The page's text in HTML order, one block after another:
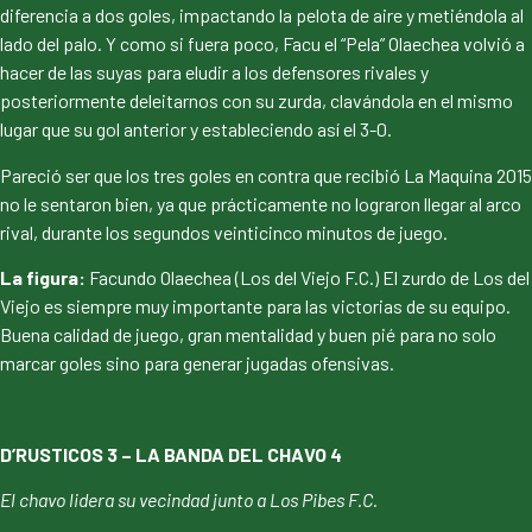
diferencia a dos goles, impactando la pelota de aire y metiéndola al
lado del palo. Y como si fuera poco, Facu el “Pela” Olaechea volvió a
hacer de las suyas para eludir a los defensores rivales y
posteriormente deleitarnos con su zurda, clavándola en el mismo
lugar que su gol anterior y estableciendo así el 3-0.
Pareció ser que los tres goles en contra que recibió La Maquina 2015
no le sentaron bien, ya que prácticamente no lograron llegar al arco
rival, durante los segundos veinticinco minutos de juego.
La figura: Facundo Olaechea (Los del Viejo F.C.) El zurdo de Los del
Viejo es siempre muy importante para las victorias de su equipo.
Buena calidad de juego, gran mentalidad y buen pié para no solo
marcar goles sino para generar jugadas ofensivas.
D’RUSTICOS 3 – LA BANDA DEL CHAVO 4
El chavo lidera su vecindad junto a Los Pibes F.C.